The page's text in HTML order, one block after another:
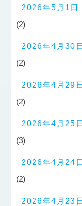
2026年5月1日
(2)
2026年4月30日
(2)
2026年4月29日
(2)
2026年4月25日
(3)
2026年4月24日
(2)
2026年4月23日